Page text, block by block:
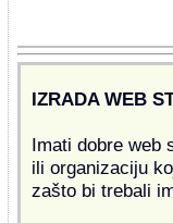
IZRADA WEB
Imati dobre web
ili organizaciju
zašto bi trebali